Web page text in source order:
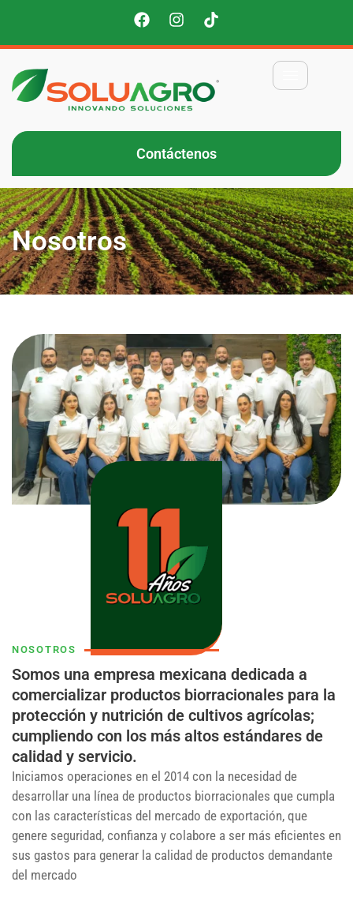
Contáctenos
Nosotros
NOSOTROS
Somos una empresa mexicana dedicada a
comercializar productos biorracionales para la
protección y nutrición de cultivos agrícolas;
cumpliendo con los más altos estándares de
calidad y servicio.
Iniciamos operaciones en el 2014 con la necesidad de
desarrollar una línea de productos biorracionales que cumpla
con las características del mercado de exportación, que
genere seguridad, confianza y colabore a ser más eficientes en
sus gastos para generar la calidad de productos demandante
del mercado